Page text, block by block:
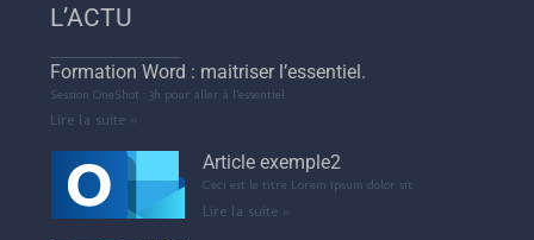
L’ACTU
Formation Word : maitriser l’essentiel.
Session OneShot : 3h pour aller à l’essentiel
Lire la suite »
Article exemple2
Ceci est le titre Lorem ipsum dolor sit
Lire la suite »